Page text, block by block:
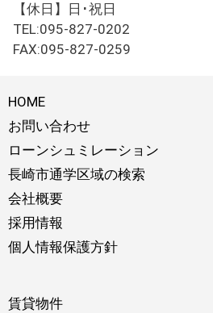
【休日】日･祝日
TEL:095-827-0202
FAX:095-827-0259
HOME
お問い合わせ
ローンシュミレーション
長崎市通学区域の検索
会社概要
採用情報
個人情報保護方針
賃貸物件